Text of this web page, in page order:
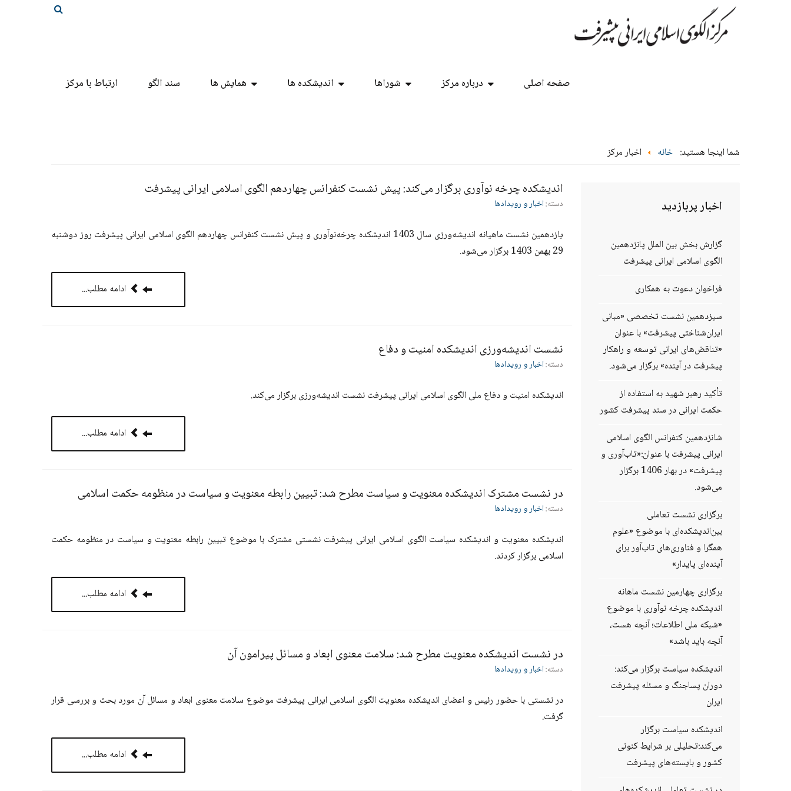
صفحه اصلی درباره مرکز شوراها اندیشکده ها همایش ها سند الگو ارتباط با مرکز
شما اینجا هستید: خانه اخبار مرکز
اندیشکده چرخه نوآوری برگزار می‌کند: پیش نشست کنفرانس چهاردهم الگوی اسلامی ایرانی پیشرفت
دسته:اخبار و رویدادها
یازدهمین نشست ماهیانه اندیشه‌ورزی سال 1403 اندیشکده چرخه‌نوآوری و پیش نشست کنفرانس چهاردهم الگوی اسلامی ایرانی پیشرفت روز دوشنبه
29 بهمن 1403 برگزار می‌شود.
ادامه مطلب...
نشست اندیشه‌ورزی اندیشکده امنیت و دفاع
دسته:اخبار و رویدادها
اندیشکده امنیت و دفاع ملی الگوی اسلامی ایرانی پیشرفت نشست اندیشه‌ورزی برگزار می‌کند.
ادامه مطلب...
در نشست مشترک اندیشکده معنویت و سیاست مطرح شد: تبیین رابطه معنویت و سیاست در منظومه حکمت اسلامی
دسته:اخبار و رویدادها
اندیشکده معنویت و اندیشکده سیاست الگوی اسلامی ایرانی پیشرفت نشستی مشترک با موضوع تبیین رابطه معنویت و سیاست در منظومه حکمت
اسلامی برگزار کردند.
ادامه مطلب...
در نشست اندیشکده معنویت مطرح شد: سلامت معنوی ابعاد و مسائل پیرامون آن
دسته:اخبار و رویدادها
در نشستی با حضور رئیس و اعضای اندیشکده معنویت الگوی اسلامی ایرانی پیشرفت موضوع سلامت معنوی ابعاد و مسائل آن مورد بحث و بررسی قرار
گرفت.
ادامه مطلب...
اخبارپربازدید
گزارش بخش بین الملل پانزدهمین
الگوی اسلامی ایرانی پیشرفت
فراخوان دعوت به همکاری
سیزدهمین نشست تخصصی «مبانی
ایران‌شناختی پیشرفت» با عنوان
«تناقض‌های ایرانی توسعه و راهکار
پیشرفت در آینده» برگزار می‌شود.
تأکید رهبر شهید به استفاده از
حکمت ایرانی در سند پیشرفت کشور
شانزدهمین کنفرانس الگوی اسلامی
ایرانی پیشرفت با عنوان:«تاب‌آوری و
پیشرفت» در بهار 1406 برگزار
می‌شود.
برگزاری نشست تعاملی
بین‌اندیشکده‌ای با موضوع «علوم
همگرا و فناوری‌های تاب‌آور برای
آینده‌ای پایدار»
برگزاری چهارمین نشست ماهانه
اندیشکده چرخه نوآوری با موضوع
«شبکه ملی اطلاعات؛ آنچه هست،
آنچه باید باشد»
اندیشکده سیاست برگزار می‌کند:
دوران پساجنگ و مسئله پیشرفت
ایران
اندیشکده سیاست برگزار
می‌کند:تحلیلی بر شرایط کنونی
کشور و بایسته‌های پیشرفت